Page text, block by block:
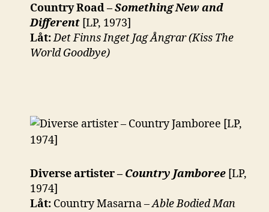
Country Road –Something New and
Different [LP, 1973]
Låt:Det Finns Inget Jag Ångrar (Kiss The
World Goodbye)
Diverse artister – Country Jamboree [LP,
1974]
Låt: Country Masarna –Able Bodied Man